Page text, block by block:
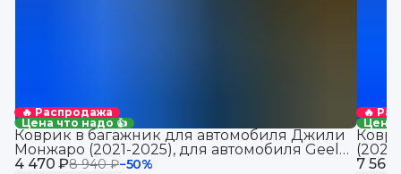
🔥 Распродажа
Цена что надо 👍
4 470 ₽8 940 ₽−50%
Коврик в багажник для автомобиля Джили
Монжаро (2021-2025), для автомобиля Geely
Monjaro, EVA 3D
🔥
Цена
7 560